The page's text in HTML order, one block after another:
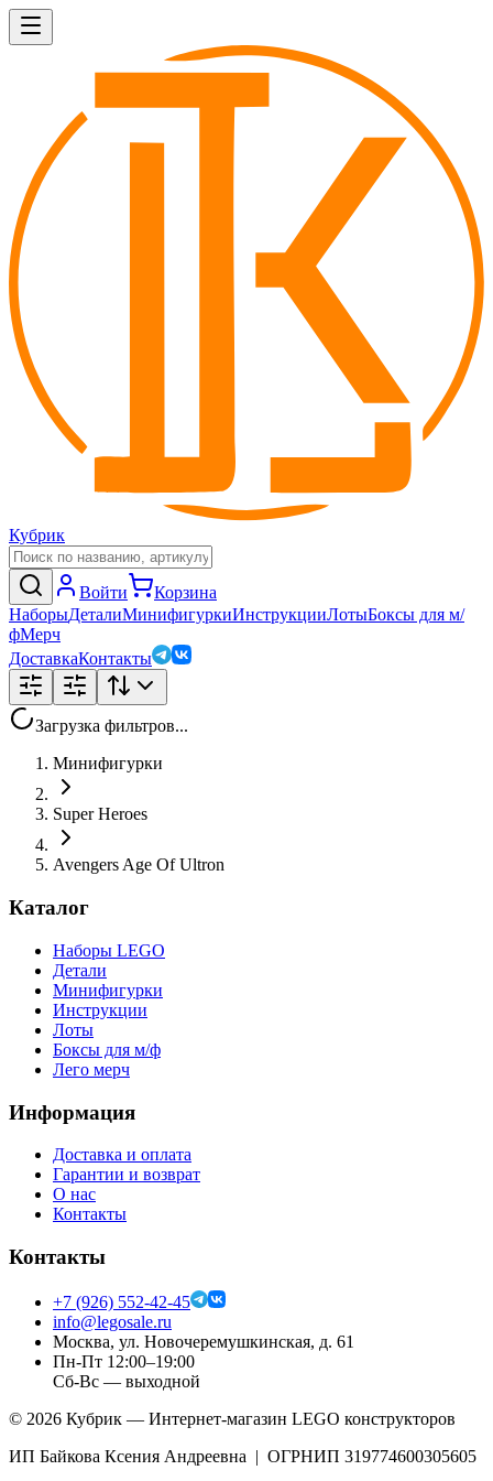
Кубрик
Войти
Корзина
НаборыДеталиМинифигуркиИнструкцииЛотыБоксы для м/
фМерч
ДоставкаКонтакты
Загрузка фильтров...
Минифигурки
Super Heroes
Avengers Age Of Ultron
Каталог
Наборы LEGO
Детали
Минифигурки
Инструкции
Лоты
Боксы для м/ф
Лего мерч
Информация
Доставка и оплата
Гарантии и возврат
О нас
Контакты
Контакты
+7 (926) 552-42-45
info@legosale.ru
Москва, ул. Новочеремушкинская, д. 61
Пн-Пт 12:00–19:00
Сб-Вс — выходной
© 2026 Кубрик — Интернет-магазин LEGO конструкторов
ИП Байкова Ксения Андреевна | ОГРНИП 319774600305605